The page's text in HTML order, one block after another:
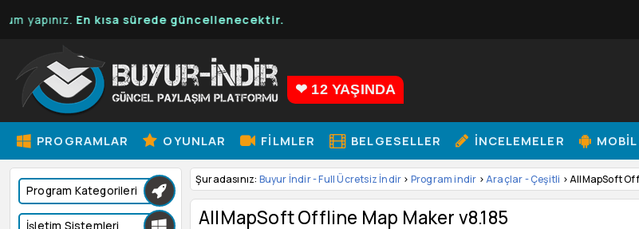
En kısa sürede güncellenecektir.
❤ 12 YAŞINDA
PROGRAMLAR OYUNLAR FILMLER BELGESELLER İNCELEMELER MOBIL
Program Kategorileri
İşletim Sistemleri
Şuradasınız: Buyur İndir - Full Ücretsiz İndir > Program indir >Araçlar - Çeşitli > AllMapSoft
AllMapSoft Offline Map Maker v8.185